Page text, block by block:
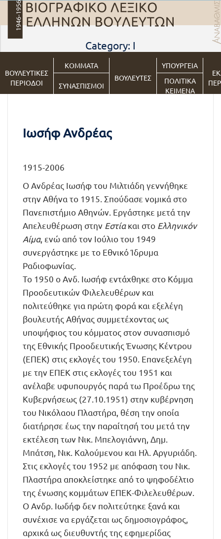
ΒΟΥΛΕΥΤΙΚΕΣ
ΠΕΡΙΟΔΟΙ
ΚΟΜΜΑΤΑ
ΒΟΥΛΕΥΤΕΣ
ΥΠΟΥΡΓΕΙΑ
ΣΥΝΑΣΠΙΣΜΟΙ
ΠΟΛΙΤΙΚΑ
ΚΕΙΜΕΝΑ
Category: Ι
Ιωσήφ Ανδρέας
1915-2006
Ο Ανδρέας Ιωσήφ του Μιλτιάδη γεννήθηκε
στην Αθήνα το 1915. Σπούδασε νομικά στο
Πανεπιστήμιο Αθηνών. Εργάστηκε μετά την
Απελευθέρωση στην Εστίακαι στο Ελληνικόν
Αίμα, ενώ από τον Ιούλιο του 1949
συνεργάστηκε με το Εθνικό Ίδρυμα
Ραδιοφωνίας.
Το 1950 ο Ανδ. Ιωσήφ εντάχθηκε στο Κόμμα
Προοδευτικών Φιλελευθέρων και
πολιτεύθηκε για πρώτη φορά και εξελέγη
βουλευτής Αθήνας συμμετέχοντας ως
υποψήφιος του κόμματος στον συνασπισμό
της Εθνικής Προοδευτικής Ένωσης Κέντρου
(ΕΠΕΚ) στις εκλογές του 1950. Επανεξελέγη
με την ΕΠΕΚ στις εκλογές του 1951 και
ανέλαβε υφυπουργός παρά τω Προέδρω της
Κυβερνήσεως (27.10.1951) στην κυβέρνηση
του Νικόλαου Πλαστήρα, θέση την οποία
διατήρησε έως την παραίτησή του μετά την
εκτέλεση των Νικ. Μπελογιάννη, Δημ.
Μπάτση, Νικ. Καλούμενου και Ηλ. Αργυριάδη.
Στις εκλογές του 1952 με απόφαση του Νικ.
Πλαστήρα αποκλείστηκε από το ψηφοδέλτιο
της ένωσης κομμάτων ΕΠΕΚ-Φιλελευθέρων.
Ο Ανδρ. Ιωδήφ δεν πολιτεύτηκε ξανά και
συνέχισε να εργάζεται ως δημοσιογράφος,
αρχικά ως διευθυντής της εφημερίδας